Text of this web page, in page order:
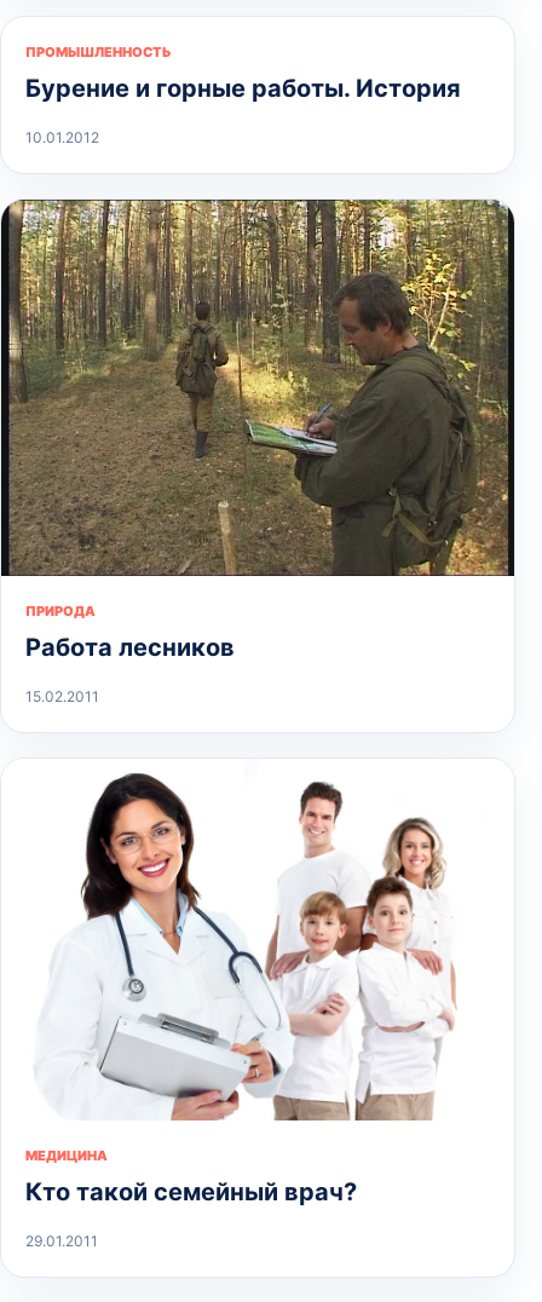
ПРОМЫШЛЕННОСТЬ
Бурение и горные работы. История
10.01.2012
ПРИРОДА
Работа лесников
15.02.2011
МЕДИЦИНА
Кто такой семейный врач?
29.01.2011